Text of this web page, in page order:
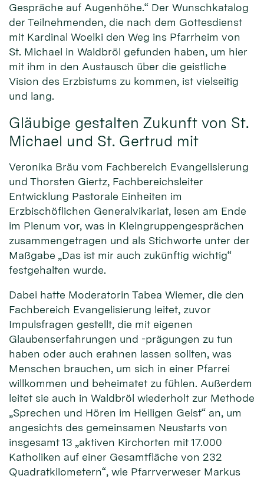
Gespräche auf Augenhöhe.“ Der Wunschkatalog
der Teilnehmenden, die nach dem Gottesdienst
mit Kardinal Woelki den Weg ins Pfarrheim von
St. Michael in Waldbröl gefunden haben, um hier
mit ihm in den Austausch über die geistliche
Vision des Erzbistums zu kommen, ist vielseitig
und lang.
Gläubige gestalten Zukunft von St.
Michael und St. Gertrud mit
Veronika Bräu vom Fachbereich Evangelisierung
und Thorsten Giertz, Fachbereichsleiter
Entwicklung Pastorale Einheiten im
Erzbischöflichen Generalvikariat, lesen am Ende
im Plenum vor, was in Kleingruppengesprächen
zusammengetragen und als Stichworte unter der
Maßgabe „Das ist mir auch zukünftig wichtig“
festgehalten wurde.
Dabei hatte Moderatorin Tabea Wiemer, die den
Fachbereich Evangelisierung leitet, zuvor
Impulsfragen gestellt, die mit eigenen
Glaubenserfahrungen und -prägungen zu tun
haben oder auch erahnen lassen sollten, was
Menschen brauchen, um sich in einer Pfarrei
willkommen und beheimatet zu fühlen. Außerdem
leitet sie auch in Waldbröl wiederholt zur Methode
„Sprechen und Hören im Heiligen Geist“ an, um
angesichts des gemeinsamen Neustarts von
insgesamt 13 „aktiven Kirchorten mit 17.000
Katholiken auf einer Gesamtfläche von 232
Quadratkilometern“, wie Pfarrverweser Markus